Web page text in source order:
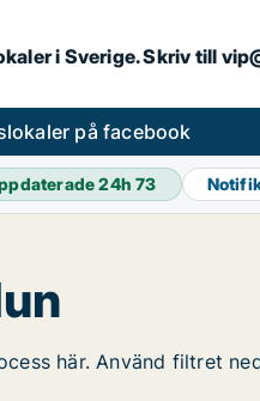
i Sverige. Skriv till
på facebook
24h73
här. Använd filtret